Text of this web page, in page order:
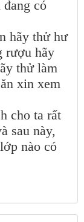
có
hãy thử hư
rượu hãy
thử làm
xin xem
cho ta rất
sau này,
nào có